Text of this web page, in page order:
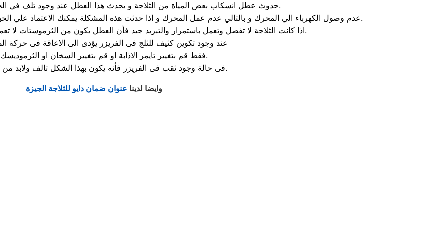
حدوث عطل انسكاب بعض المياة من الثلاجة و يحدث هذا العطل عند وجود تلف في الخرطوم الخاص بالثلاجة.
عدم وصول الكهرباء الي المحرك و بالتالي عدم عمل المحرك و اذا حدثت هذه المشكلة يمكنك الاعتماد علي الخبراء الموجودين في مركز صيانه دايو عين شمس.
اذا كانت الثلاجة لا تفصل وتعمل باستمرار والتبريد جيد فأن العطل يكون من الثرموستات لا تعمل فقط قم بتغيير الثرموستات.
عند وجود تكوين كثيف للثلج فى الفريزر يؤدى الى الاعاقة فى حركة
فقط قم بتغيير تايمر الاذابة او قم بتغيير السخان او الثرموديسك.
فى حالة وجود ثقب فى الفريزر فأنه يكون بهذا الشكل تالف ولابد من تغييره.
وايضا لدينا عنوان ضمان دايو للثلاجة الجيزة